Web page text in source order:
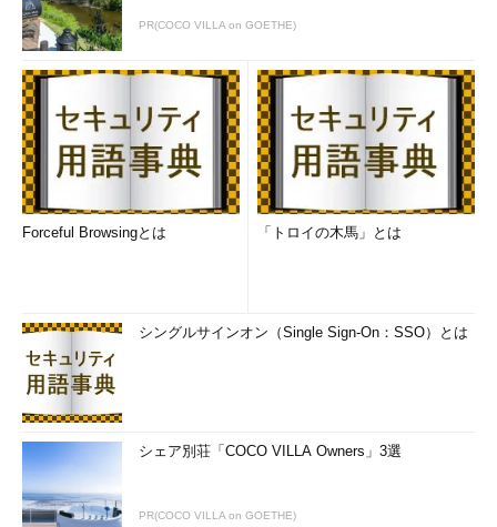
PR(COCO VILLA on GOETHE)
Forceful Browsingとは 「トロイの木馬」とは
シングルサインオン（Single Sign-On：SSO）とは
シェア別荘「COCO VILLA Owners」3選
PR(COCO VILLA on GOETHE)